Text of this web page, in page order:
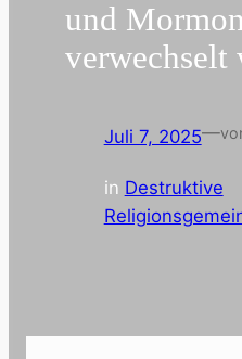
und
verwechselt
Juli 7, 2025—
in Destruktive